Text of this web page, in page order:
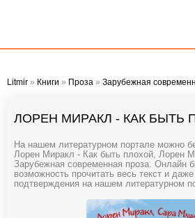
Litmir » Книги » Проза » Зарубежная
ЛОРЕН МИРАКЛ - КАК БЫТЬ
На нашем литературном портале можно
Лорен Миракл - Как быть плохой, Лорен
Зарубежная современная проза. Онлайн
возможность прочитать весь текст и
подтверждения на нашем литературном